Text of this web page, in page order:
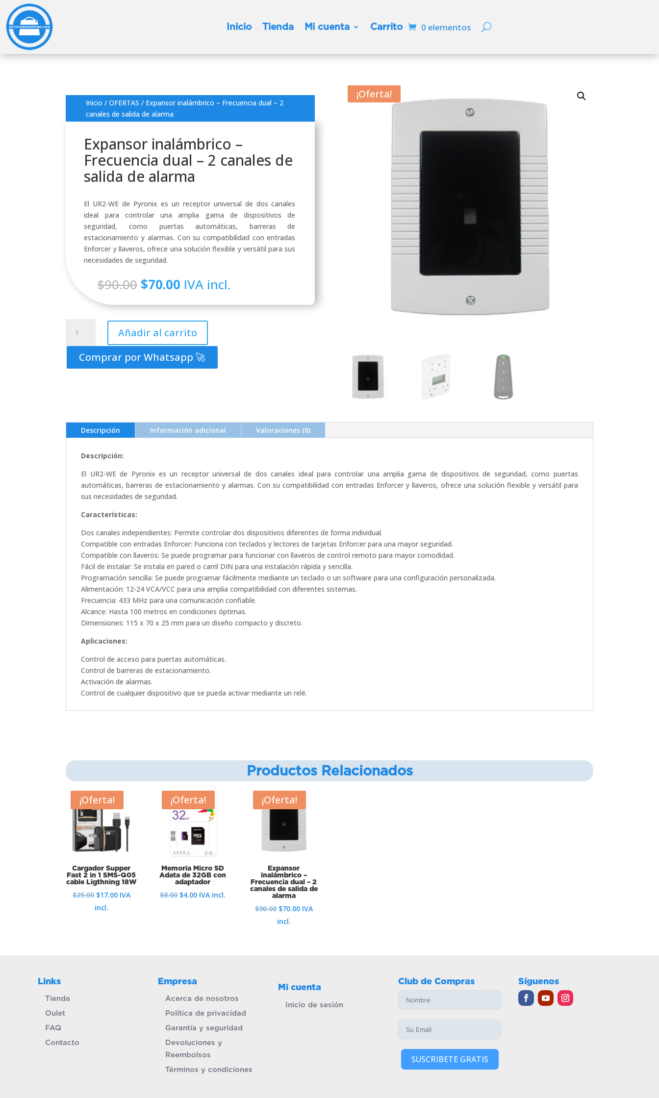
Inicio Tienda Mi cuenta Carrito 0 elementos
Inicio /OFERTAS / Expansor inalámbrico – Frecuencia dual – 2
canales de salida de alarma
Expansor inalámbrico –
Frecuencia dual – 2 canales de
salida de alarma
El UR2-WE de Pyronix es un receptor universal de dos canales
ideal para controlar una amplia gama de dispositivos de
seguridad, como puertas automáticas, barreras de
estacionamiento y alarmas. Con su compatibilidad con entradas
Enforcer y llaveros, ofrece una solución flexible y versátil para sus
necesidades de seguridad.
$90.00 El
precio
original
era:
$90.00.
$70.00 El
precio
actual
es:
$70.00.
IVA incl.
inalámbrico
-
Frecuencia
dual
salida
de
cantidad
Añadir al carrito
Comprar por Whatsapp 🚀
¡Oferta!
Descripción Información adicional Valoraciones (0)
Descripción:
El UR2-WE de Pyronix es un receptor universal de dos canales ideal para controlar una amplia gama de dispositivos de seguridad, como puertas
automáticas, barreras de estacionamiento y alarmas. Con su compatibilidad con entradas Enforcer y llaveros, ofrece una solución flexible y versátil para
sus necesidades de seguridad.
Características:
Dos canales independientes: Permite controlar dos dispositivos diferentes de forma individual.
Compatible con entradas Enforcer: Funciona con teclados y lectores de tarjetas Enforcer para una mayor seguridad.
Compatible con llaveros: Se puede programar para funcionar con llaveros de control remoto para mayor comodidad.
Fácil de instalar: Se instala en pared o carril DIN para una instalación rápida y sencilla.
Programación sencilla: Se puede programar fácilmente mediante un teclado o un software para una configuración personalizada.
Alimentación: 12-24 VCA/VCC para una amplia compatibilidad con diferentes sistemas.
Frecuencia: 433 MHz para una comunicación confiable.
Alcance: Hasta 100 metros en condiciones óptimas.
Dimensiones: 115 x 70 x 25 mm para un diseño compacto y discreto.
Aplicaciones:
Control de acceso para puertas automáticas.
Control de barreras de estacionamiento.
Activación de alarmas.
Control de cualquier dispositivo que se pueda activar mediante un relé.
Productos Relacionados
¡Oferta!
Cargador Supper
Fast 2 in 1 SMS-Q05
cable Ligthning 18W
$25.00 El
precio
$17.00ElIVA
incl.
¡Oferta!
Memoria Micro SD
Adata de 32GB con
adaptador
$8.00 El
$4.00ElIVA incl.
¡Oferta!
Expansor
inalámbrico –
Frecuencia dual – 2
canales de salida de
alarma
$90.00 El
precio
$70.00ElIVA
incl.
Links
Tienda
Oulet
FAQ
Contacto
Empresa
Acerca de nosotros
Política de privacidad
Garantía y seguridad
Devoluciones y
Reembolsos
Términos y condiciones
Mi cuenta
Inicio de sesión
Club de Compras
SUSCRIBETE GRATIS
Síguenos